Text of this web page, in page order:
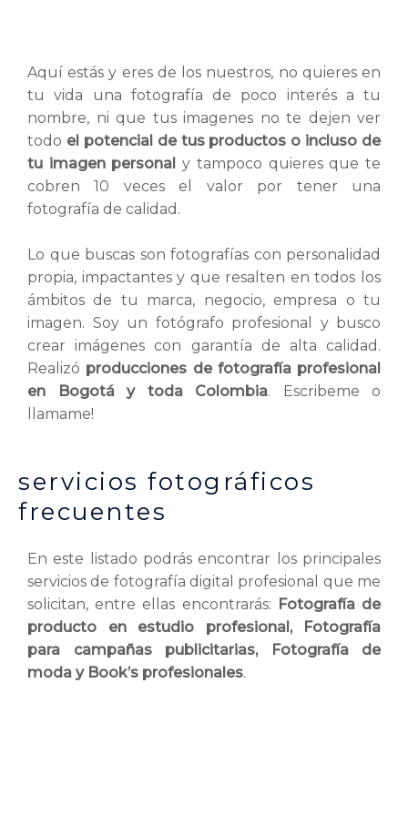
Aquí estás y eres de los nuestros, no quieres en
tu vida una fotografía de poco interés a tu
nombre, ni que tus imagenes no te dejen ver
todo el potencial de tus productos o incluso de
tu imagen personal y tampoco quieres que te
cobren 10 veces el valor por tener una
fotografía de calidad.
Lo que buscas son fotografías con personalidad
propia, impactantes y que resalten en todos los
ámbitos de tu marca, negocio, empresa o tu
imagen. Soy un fotógrafo profesional y busco
crear imágenes con garantía de alta calidad.
Realizó producciones de fotografía profesional
en Bogotá y toda Colombia. Escribeme o
llamame!
servicios fotográficos
frecuentes
En este listado podrás encontrar los principales
servicios de fotografía digital profesional que me
solicitan, entre ellas encontrarás: Fotografía de
producto en estudio profesional, Fotografía
para campañas publicitarias, Fotografía de
moda y Book’s profesionales.